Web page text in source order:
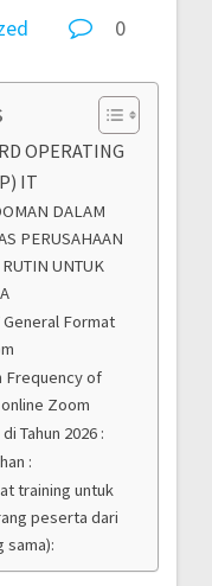
0
OPERATING
IT
DALAM
PERUSAHAAN
UNTUK
General Format
Frequency of
Zoom
Tahun 2026 :
:
training untuk
peserta dari
sama):